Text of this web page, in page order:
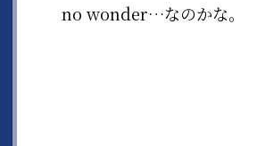
no wonder…なのかな。